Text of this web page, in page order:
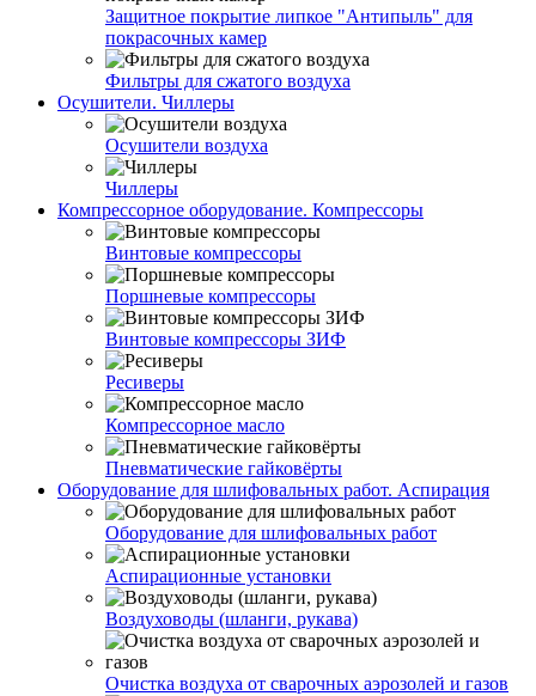
Защитное покрытие липкое "Антипыль" для
покрасочных камер
Фильтры для сжатого воздуха
Осушители. Чиллеры
Осушители воздуха
Чиллеры
Компрессорное оборудование. Компрессоры
Винтовые компрессоры
Поршневые компрессоры
Винтовые компрессоры ЗИФ
Ресиверы
Компрессорное масло
Пневматические гайковёрты
Оборудование для шлифовальных работ. Аспирация
Оборудование для шлифовальных работ
Аспирационные установки
Воздуховоды (шланги, рукава)
Очистка воздуха от сварочных аэрозолей и газов